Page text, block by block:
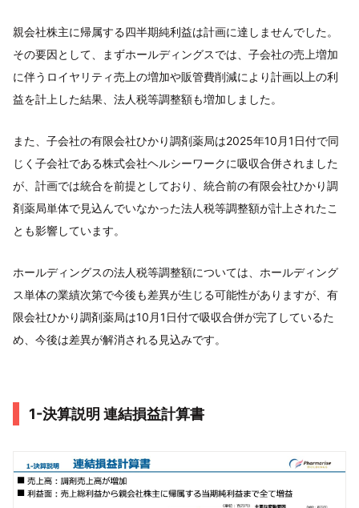
親会社株主に帰属する四半期純利益は計画に達しませんでした。
その要因として、まずホールディングスでは、子会社の売上増加
に伴うロイヤリティ売上の増加や販管費削減により計画以上の利
益を計上した結果、法人税等調整額も増加しました。
また、子会社の有限会社ひかり調剤薬局は2025年10月1日付で同
じく子会社である株式会社ヘルシーワークに吸収合併されました
が、計画では統合を前提としており、統合前の有限会社ひかり調
剤薬局単体で見込んでいなかった法人税等調整額が計上されたこ
とも影響しています。
ホールディングスの法人税等調整額については、ホールディング
ス単体の業績次第で今後も差異が生じる可能性がありますが、有
限会社ひかり調剤薬局は10月1日付で吸収合併が完了しているた
め、今後は差異が解消される見込みです。
1-決算説明 連結損益計算書